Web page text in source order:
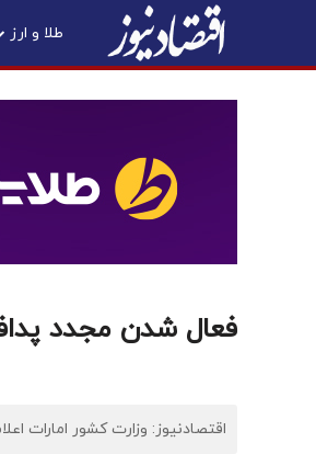
طلا و ارز
فعال شدن مجدد
اقتصادنیوز: وزارت کشور امارات